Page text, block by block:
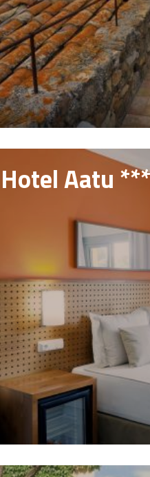
Hotel Aatu